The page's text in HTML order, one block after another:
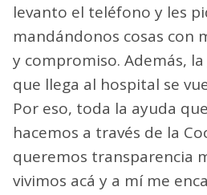
levanto el teléfono y les
mandándonos cosas con
y compromiso. Además,
que llega al hospital se
Por eso, toda la ayuda
hacemos a través de la
queremos transparencia
vivimos acá y a mí me